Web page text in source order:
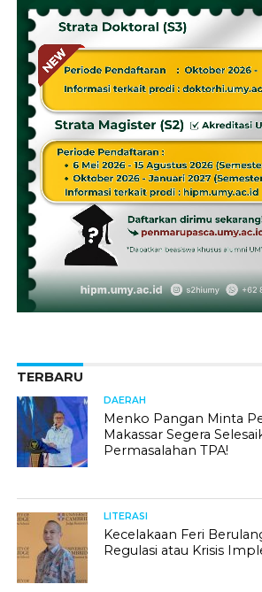
TERBARU
DAERAH
Menko Pangan Minta
Makassar Segera
Permasalahan TPA!
LITERASI
Kecelakaan Feri
Regulasi atau Krisis